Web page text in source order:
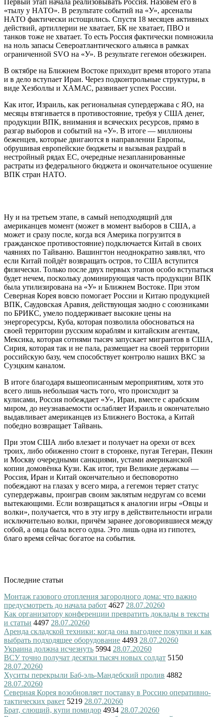
«тылу у НАТО». В результате событий на «У», арсеналы
НАТО фактически истощились. Спустя 18 месяцев активных
действий, артиллерии не хватает, БК не хватает, ПВО и
танков тоже не хватает. То есть Россия фактически помножила
на ноль запасы Североатлантического альянса в рамках
ограниченной SVO на «У». В результате гегемон обезжирен.
В октябре на Ближнем Востоке приходит время второго этапа
и в дело вступает Иран. Через подконтрольные структуры, в
виде Хезболлы и ХАМАС, развивает успех России.
Как итог, Израиль, как региональная супердержава с ЯО, на
месяцы втягивается в противостояние, требуя у США денег,
продукции ВПК, внимания и всяческих ресурсов, прямо в
разгар выборов и событий на «У». В итоге — миллионы
беженцев, которые двигаются в направлении Европы,
обрушивая европейские бюджеты и вызывая раздрай в
нестройный рядах ЕС, очередные незапланированные
растраты из федерального бюджета и окончательное осушение
ВПК стран НАТО.
Ну и на третьем этапе, в самый неподходящий для
американцев момент (может в момент выборов в США, а
может и сразу после, когда вся Америка погрузится в
гражданское противостояние) подключается Китай в своих
чаяниях по Тайваню. Вашингтон неоднократно заявлял, что
если Китай пойдёт возвращать остров, то США вступится
физически. Только после двух первых этапов особо вступаться
будет нечем, поскольку доминирующая часть продукции ВПК
была утилизирована на «У» и Ближнем Востоке. При этом
Северная Корея вовсю помогает России и Китаю продукцией
ВПК, Саудовская Аравия, действующая заодно с союзниками
по БРИКС, умело поддерживает высокие цены на
энергоресурсы, Куба, которая позволила обосноваться на
своей территории русским кораблям и китайским агентам,
Мексика, которая сотнями тысяч запускает мигрантов в США,
Сирия, которая так и не пала, размещает на своей территории
российскую базу, чем способствует контролю наших ВКС за
Суэцким каналом.
В итоге благодаря вышеописанным мероприятиям, хотя это
всего лишь небольшая часть того, что происходит за
кулисами, Россия побеждает «У», Иран, вместе с арабским
миром, до неузнаваемости ослабляет Израиль и окончательно
выдавливает американцев из Ближнего Востока, а Китай
победно возвращает Тайвань.
При этом США либо влезает и получает на орехи от всех
троих, либо обиженно стоит в сторонке, пугая Тегеран, Пекин
и Москву очередными санкциями, устами американской
копии домовёнка Кузи. Как итог, три Великие державы —
Россия, Иран и Китай окончательно и бесповоротно
побеждают на глазах у всего мира, а гегемон теряет статус
супердержавы, проиграв своим заклятым недругам со всеми
вытекающими. Если возвращаться к аналогии игры «Овцы и
волки», получается, что в эту игру в действительности играли
исключительно волки, причём заранее договорившиеся между
собой, а овца была всего одна. Это лишь одна из гипотез,
благо время сейчас богатое на события.
Последние статьи
Монтаж газового отопления загородного дома: что важно
предусмотреть до начала работ 4627 28.07.20260
Как организатору конференции превратить доклады в тексты
и статьи 4497 28.07.20260
Аренда складской техники: когда она выгоднее покупки и как
выбрать подходящее оборудование 4493 28.07.20260
Украина должна исчезнуть 5994 28.07.20260
ВСУ точно получат десятки тысяч новых солдат 5150
28.07.20260
Хуситы перекрыли Баб-эль-Мандебский пролив 4882
28.07.20260
Северная Корея возобновляет поставку в Россию оперативно-
тактических ракет 5219 28.07.20260
Брат, слющий, купи помидор 4934 28.07.20260